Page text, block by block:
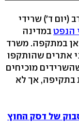
(יום ד') שרידי
הנפטבמדינה
במתקפה. משרד
אתרים שהותקפו
מוכיחים
בתקיפה, אך לא
של דסק החוץ